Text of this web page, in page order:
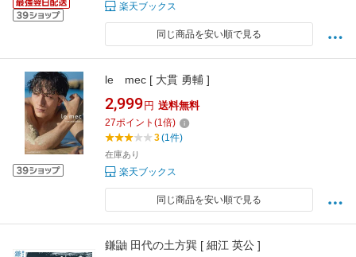
楽天ブックス
同じ商品を安い順で見る
le mec [ 大貫 勇輔 ]
2,999 円 送料無料
27ポイント (1倍)
3(1件)
在庫あり
楽天ブックス
同じ商品を安い順で見る
鎌鼬 田代の土方巽 [ 細江 英公 ]